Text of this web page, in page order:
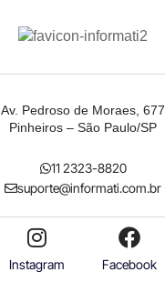
Av. Pedroso de Moraes, 677
Pinheiros – São Paulo/SP
11 2323-8820
suporte@informati.com.br
Instagram Facebook